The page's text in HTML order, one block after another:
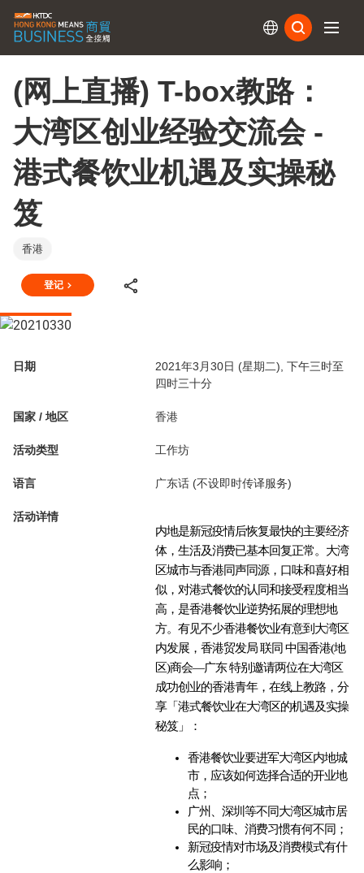
(网上直播) T-box教路：
大湾区创业经验交流会 -
港式餐饮业机遇及实操秘
笈
香港
登记
日期
2021年3月30日 (星期二), 下午三时至
四时三十分
国家 / 地区 香港
活动类型 工作坊
语言 广东话 (不设即时传译服务)
活动详情
内地是新冠疫情后恢复最快的主要经济
体，生活及消费已基本回复正常。大湾
区城市与香港同声同源，口味和喜好相
似，对港式餐饮的认同和接受程度相当
高，是香港餐饮业逆势拓展的理想地
方。有见不少香港餐饮业有意到大湾区
内发展，香港贸发局 联同 中国香港(地
区)商会—广东 特别邀请两位在大湾区
成功创业的香港青年，在线上教路，分
享「港式餐饮业在大湾区的机遇及实操
秘笈」：
香港餐饮业要进军大湾区内地城
市，应该如何选择合适的开业地
点；
广州、深圳等不同大湾区城市居
民的口味、消费习惯有何不同；
新冠疫情对市场及消费模式有什
么影响；